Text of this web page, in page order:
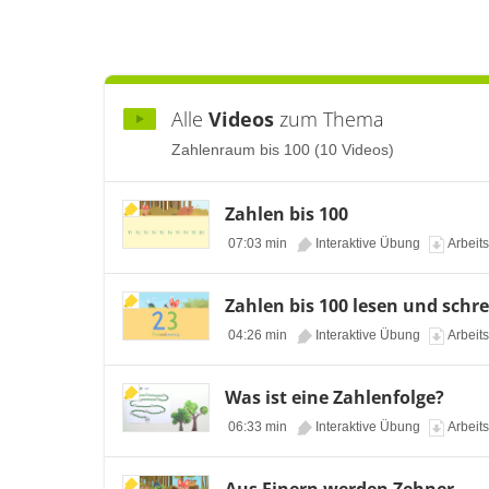
Alle Videos zum Thema
Zahlenraum bis 100 (10 Videos)
Zahlen bis 100
07:03 min Interaktive Übung
Zahlen bis 100 lesen und
04:26 min Interaktive Übung
Was ist eine Zahlenfolge?
06:33 min Interaktive Übung